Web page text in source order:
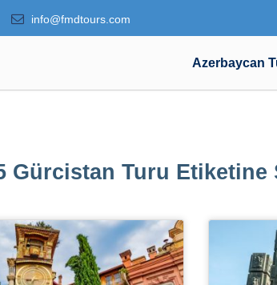
info@fmdtours.com
Azerbaycan
Gürcistan Turu